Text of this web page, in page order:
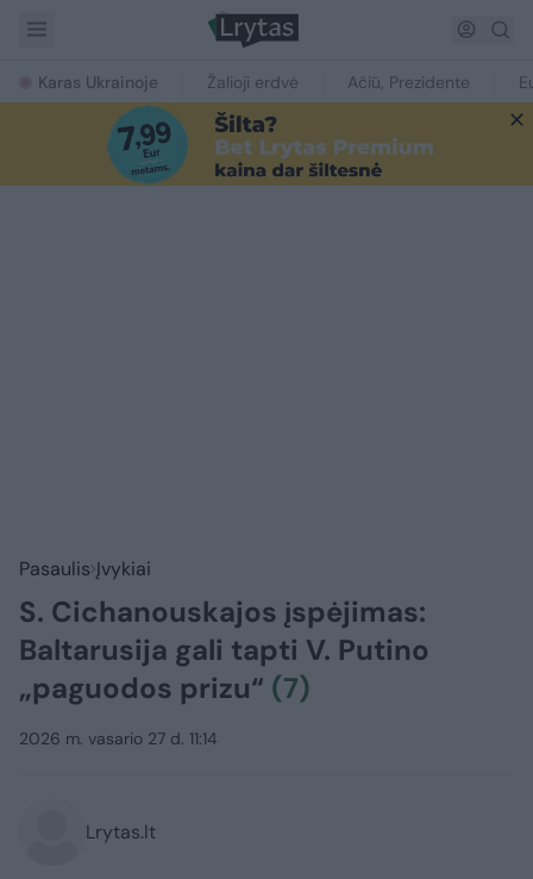
Karas Ukrainoje Žalioji erdvė Ačiū, Prezidente
Pasaulis Įvykiai
S. Cichanouskajos įspėjimas:
Baltarusija gali tapti V. Putino
„paguodos prizu“ (7)
2026 m. vasario 27 d. 11:14
Lrytas.lt